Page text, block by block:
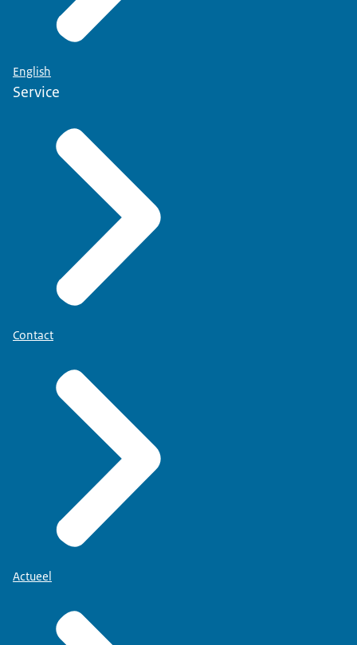
English
Service
Contact
Actueel